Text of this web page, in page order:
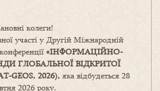
колеги!
участі у Другій Міжнародній
«ІНФОРМАЦІЙНО-
ГЛОБАЛЬНОЇ ВІДКРИТОЇ
GEOS, 2026),яка відбудеться 28
2026 року.